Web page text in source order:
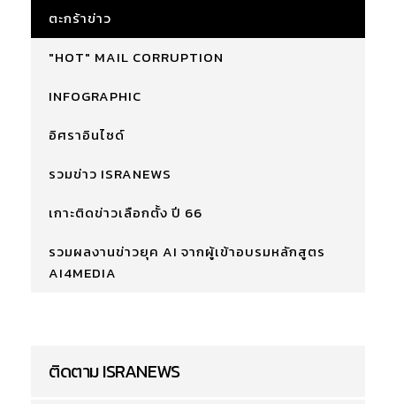
ตะกร้าข่าว
"HOT" MAIL CORRUPTION
INFOGRAPHIC
อิศราอินไซด์
รวมข่าว ISRANEWS
เกาะติดข่าวเลือกตั้ง ปี 66
รวมผลงานข่าวยุค AI จากผู้เข้าอบรมหลักสูตร
AI4MEDIA
ติดตาม ISRANEWS